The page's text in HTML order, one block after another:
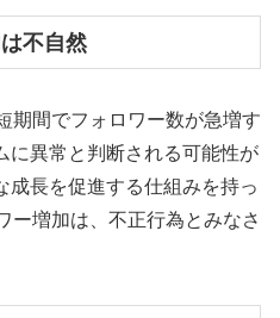
不自然
期間でフォロワー数が急増す
に異常と判断される可能性が
成長を促進する仕組みを持っ
ー増加は、不正行為とみなさ